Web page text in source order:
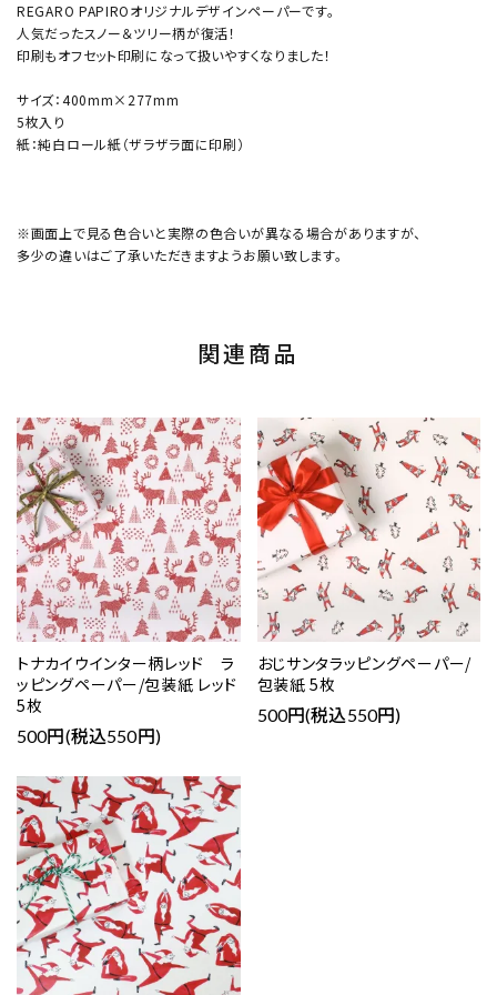
REGARO PAPIROオリジナルデザインペーパーです。
人気だったスノー＆ツリー柄が復活！
印刷もオフセット印刷になって扱いやすくなりました！
サイズ：400mm×277mm
5枚入り
紙：純白ロール紙（ザラザラ面に印刷）
※画面上で見る色合いと実際の色合いが異なる場合がありますが、
多少の違いはご了承いただきますようお願い致します。
関連商品
トナカイウインター柄レッド ラ
ッピングペーパー/包装紙 レッド
5枚
500円(税込550円)
おじサンタラッピングペーパー/
包装紙 5枚
500円(税込550円)